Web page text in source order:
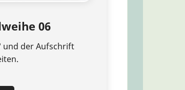
06
und der Aufschrift